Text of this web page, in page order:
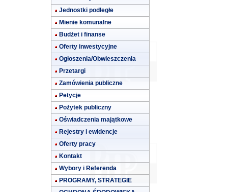
Jednostki podległe
Mienie komunalne
Budżet i finanse
Oferty inwestycyjne
Ogłoszenia/Obwieszczenia
Przetargi
Zamówienia publiczne
Petycje
Pożytek publiczny
Oświadczenia majątkowe
Rejestry i ewidencje
Oferty pracy
Kontakt
Wybory i Referenda
PROGRAMY, STRATEGIE